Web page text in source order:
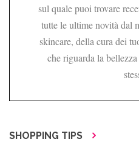
sul quale puoi trovare
tutte le ultime novità dal
skincare, della cura dei
che riguarda la
SHOPPING TIPS